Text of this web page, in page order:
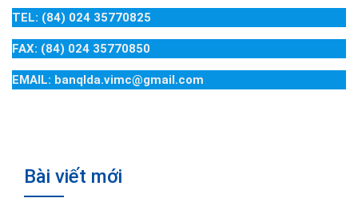
TEL: (84) 024 35770825
FAX: (84) 024 35770850
EMAIL: banqlda.vimc@gmail.com
Bài viết mới